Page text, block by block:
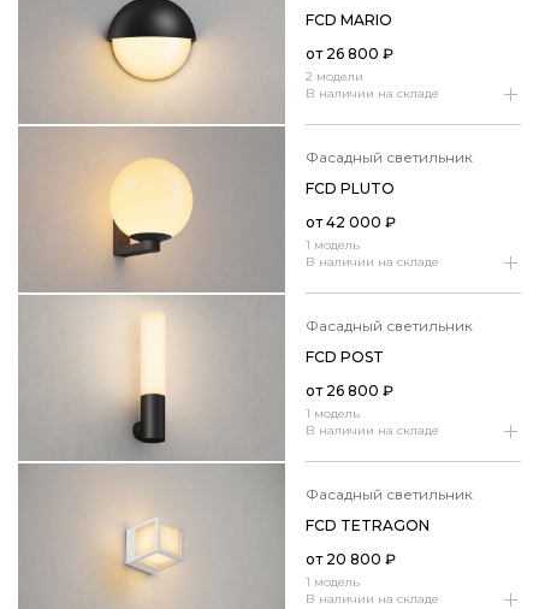
2 модели
В наличии на складе
FCD MARIO
от 26 800 ₽
фасадный светильник
1 модель
В наличии на складе
FCD PLUTO
от42 000 ₽
фасадный светильник
1 модель
В наличии на складе
FCD POST
от 26 800 ₽
фасадный светильник
1 модель
В наличии на складе
FCD TETRAGON
от 20 800 ₽